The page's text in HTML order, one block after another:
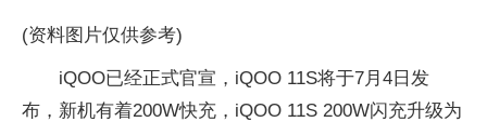
(资料图片仅供参考)
iQOO已经正式官宣，iQOO 11S将于7月4日发
布，新机有着200W快充，iQOO 11S 200W闪充升级为